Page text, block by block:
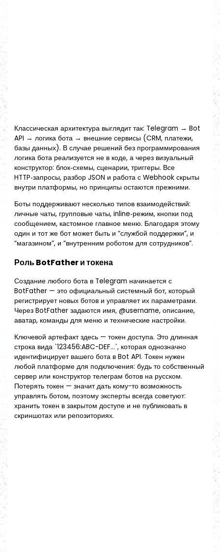
Классическая архитектура выглядит так: Telegram → Bot
API → логика бота → внешние сервисы (CRM, платежи,
базы данных). В случае решений без программирования
логика бота реализуется не в коде, а через визуальный
конструктор: блок‑схемы, сценарии, триггеры. Все
HTTP‑запросы, разбор JSON и работа с Webhook скрыты
внутри платформы, но принципы остаются прежними.
Боты поддерживают несколько типов взаимодействий:
личные чаты, групповые чаты, inline‑режим, кнопки под
сообщением, кастомное главное меню. Благодаря этому
один и тот же бот может быть и “службой поддержки”, и
“магазином”, и “внутренним роботом для сотрудников”.
Роль BotFather и токена
Создание любого бота в Telegram начинается с
BotFather — это официальный системный бот, который
регистрирует новых ботов и управляет их параметрами.
Через BotFather задаются имя, @username, описание,
аватар, команды для меню и технические настройки.
Ключевой артефакт здесь — токен доступа. Это длинная
строка вида `123456:ABC-DEF...`, которая однозначно
идентифицирует вашего бота в Bot API. Токен нужен
любой платформе для подключения: будь то собственный
сервер или конструктор телеграм ботов на русском.
Потерять токен — значит дать кому-то возможность
управлять ботом, поэтому эксперты всегда советуют:
хранить токен в закрытом доступе и не публиковать в
скриншотах или репозиториях.